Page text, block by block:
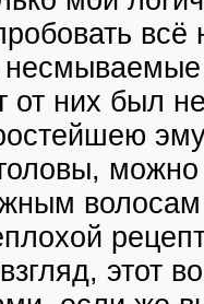
них был
этот